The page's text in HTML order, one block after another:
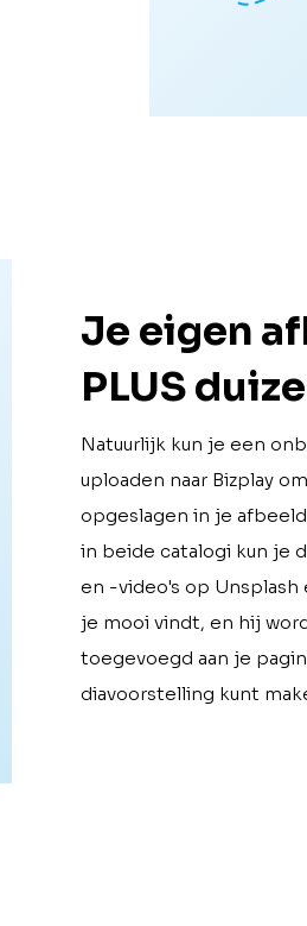
Je eigen
PLUS
Natuurlijk kun je een
uploaden naar Bizplay
opgeslagen in je
in beide catalogi kun je
en -video's op
je mooi vindt, en hij
toegevoegd aan je
diavoorstelling kunt